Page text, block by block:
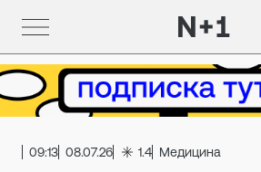
09:13 08.07.26 1.4 Медицина